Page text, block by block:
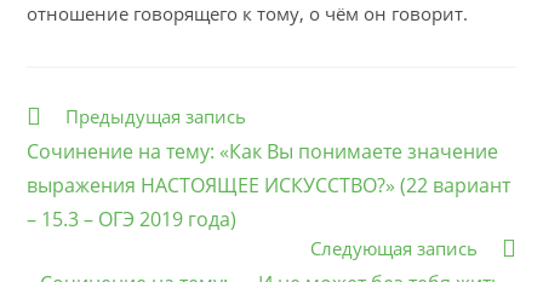
отношение говорящего к тому, о чём он говорит.
Еще
Предыдущая запись
Сочинение на тему: «Как Вы понимаете значение
выражения НАСТОЯЩЕЕ ИСКУССТВО?» (22 вариант
– 15.3 – ОГЭ 2019 года)
Следующая запись